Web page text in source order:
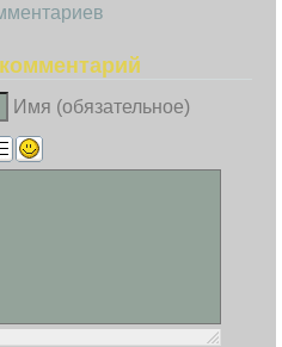
Имя (обязательное)